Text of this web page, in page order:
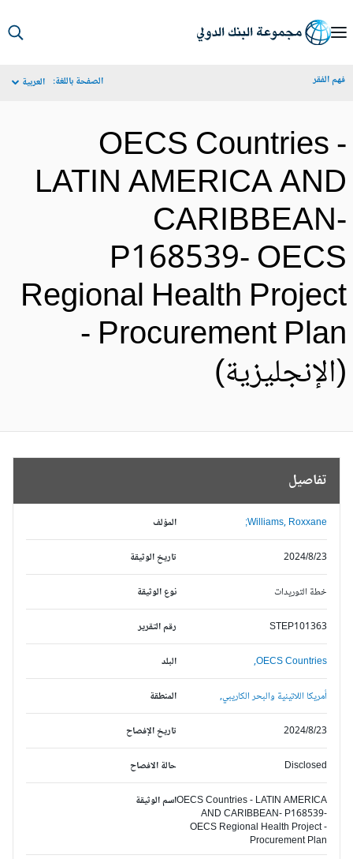
الفقر الصفحة باللغة: العربية
OECS Countries
LATIN AMERICA
P168539-
Regional Health
- Procurement
تفاصيل
المؤلف Williams, Roxxane;
تاريخ الوثيقة 2024/8/23
نوع الوثيقة خطة التوريدات
رقم التقرير STEP101363
البلد OECS Countries,
المنطقة أمريكا اللاتينية والبحر الكاريبي,
تاريخ الإفصاح 2024/8/23
حالة الافصاح Disclosed
اسم الوثيقةOECS Countries - LATIN AMERICA
AND CARIBBEAN- P168539-
OECS Regional Health Project -
Procurement Plan